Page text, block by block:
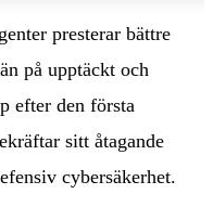
presterar bättre
på upptäckt och
efter den första
sitt åtagande
cybersäkerhet.